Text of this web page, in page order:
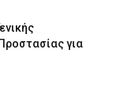
για